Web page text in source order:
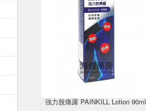
強力脫痛露 PAINKILL Lotion 90ml